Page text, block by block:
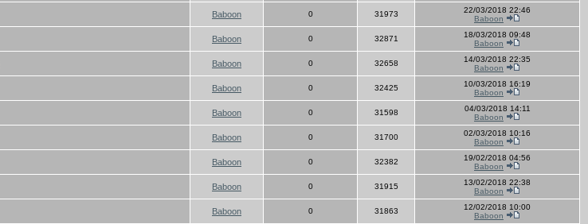
Baboon 0 31973
22/03/2018 22:46
Baboon
Baboon 0 32871
18/03/2018 09:48
Baboon
Baboon 0 32658
14/03/2018 22:35
Baboon
Baboon 0 32425
10/03/2018 16:19
Baboon
Baboon 0 31598
04/03/2018 14:11
Baboon
Baboon 0 31700
02/03/2018 10:16
Baboon
Baboon 0 32382
19/02/2018 04:56
Baboon
Baboon 0 31915
13/02/2018 22:38
Baboon
Baboon 0 31863
12/02/2018 10:00
Baboon